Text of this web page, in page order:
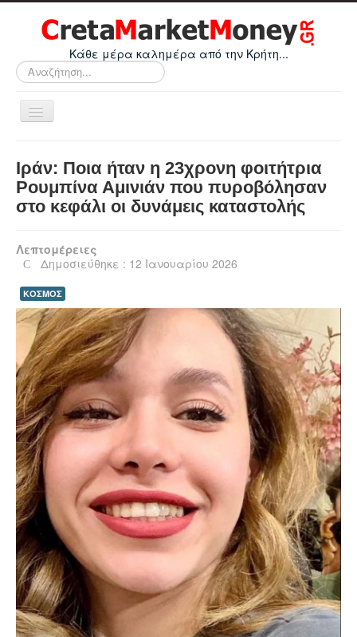
Κάθε μέρα καλημέρα από την Κρήτη...
Αναζήτηση...
Εναλλαγή
πλοήγησης
Οικονομικά
Κρήτη
Ε.Ε.
Κόσμος
Απόψεις
Τεχνολογία
Υγεία
Πολιτισμός
Αθλητικά
Βίντεο
Συνταγές
Ιράν: Ποια ήταν η 23χρονη φοιτήτρια
Ρουμπίνα Αμινιάν που πυροβόλησαν
στο κεφάλι οι δυνάμεις καταστολής
Λεπτομέρειες
Δημοσιεύθηκε : 12 Ιανουαρίου 2026
ΚΟΣΜΟΣ